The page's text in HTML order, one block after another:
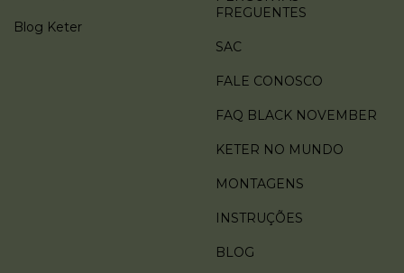
Blog Keter
FREGUENTES
SAC
FALE CONOSCO
FAQ BLACK NOVEMBER
KETER NO MUNDO
MONTAGENS
INSTRUÇÕES
BLOG